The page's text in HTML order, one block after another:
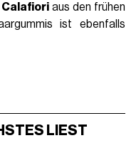
aus den frühen
ist ebenfalls
LIEST